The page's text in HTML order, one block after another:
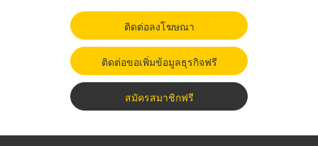
ติดต่อลงโฆษณา
ติดต่อขอเพิ่มข้อมูลธุรกิจฟรี
สมัครสมาชิกฟรี